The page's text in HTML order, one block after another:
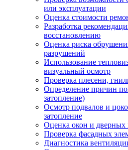
или эксплуатации
Оценка стоимости
Разработка
восстановлению
Оценка риска
разрушений
Использование
визуальный осмотр
Проверка плесени,
Определение причин
затопление)
Осмотр подвалов и
затопление
Оценка окон и дверных
Проверка фасадных
Диагностика